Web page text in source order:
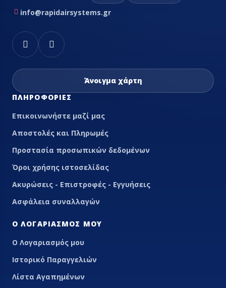
info@rapidairsystems.gr
Άνοιγμα χάρτη
ΠΛΗΡΟΦΟΡΊΕΣ
Επικοινωνήστε μαζί μας
Αποστολές και Πληρωμές
Προστασία προσωπικών δεδομένων
Όροι χρήσης ιστοσελίδας
Ακυρώσεις - Επιστροφές - Εγγυήσεις
Ασφάλεια συναλλαγών
Ο ΛΟΓΑΡΙΑΣΜΌΣ ΜΟΥ
Ο Λογαριασμός μου
Ιστορικό Παραγγελιών
Λίστα Αγαπημένων